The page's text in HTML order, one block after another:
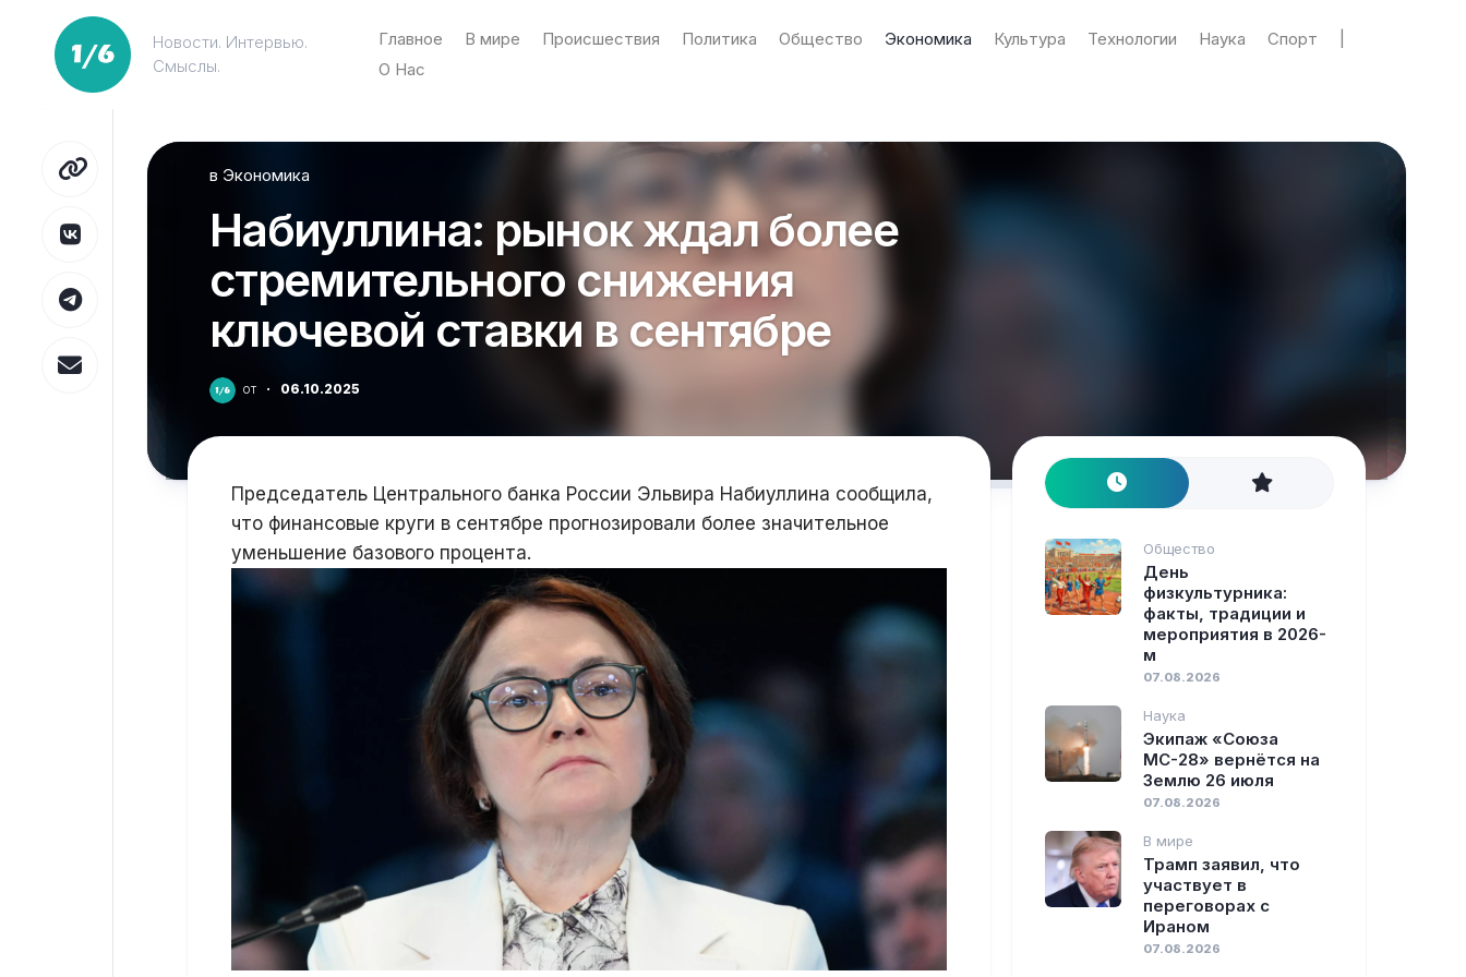
содержанию
Новости. Интервью.
Смыслы.
Главное В мире Происшествия Политика Общество Экономика Культура Технологии Наука Спорт
О Нас
в Экономика
Набиуллина: рынок ждал более
стремительного снижения
ключевой ставки в сентябре
от · 06.10.2025
Председатель Центрального банка России Эльвира Набиуллина сообщила,
что финансовые круги в сентябре прогнозировали более значительное
уменьшение базового процента.
Общество
День
физкультурника:
факты, традиции и
мероприятия в 2026-
м
07.08.2026
Наука
Экипаж «Союза
МС-28» вернётся на
Землю 26 июля
07.08.2026
В мире
Трамп заявил, что
участвует в
переговорах с
Ираном
07.08.2026